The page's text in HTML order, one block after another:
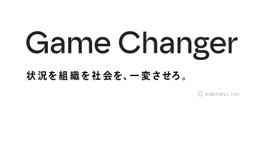
状況を組織を社会を、一変させろ。
© kaonavi, Inc